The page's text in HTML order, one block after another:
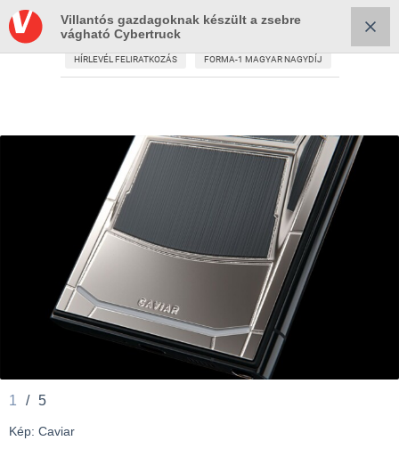
HÍRLEVÉL FELIRATKOZÁS FORMA-1 MAGYAR NAGYDÍJ
Villantós gazdagoknak készült a zsebre
vágható Cybertruck
1 / 5
Kép: Caviar